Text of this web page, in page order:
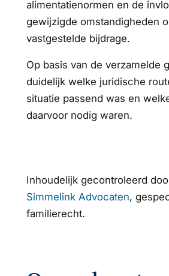
alimentatienormen en de
gewijzigde omstandigheden
vastgestelde bijdrage.
Op basis van de verzamelde
duidelijk welke juridische
situatie passend was en
daarvoor nodig waren.
Inhoudelijk gecontroleerd
Simmelink Advocaten,
familierecht.